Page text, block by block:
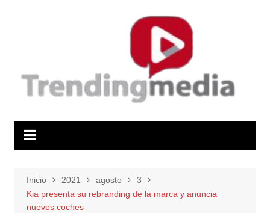
Inicio 2021 agosto
3
Kia presenta su rebranding de la marca y anuncia
nuevos coches